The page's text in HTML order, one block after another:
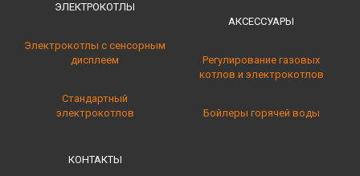
ЭЛЕКТРОКОТЛЫ
Электрокотлы с сенсорным
дисплеем
Стандартный
электрокотлов
АКСЕССУАРЫ
Регулирование газовых
котлов и электрокотлов
Бойлеры горячей воды
КОНТАКТЫ